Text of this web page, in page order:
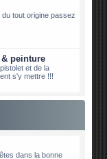
tout origine passez
peinture
et de la
s'y mettre !!!
dans la bonne